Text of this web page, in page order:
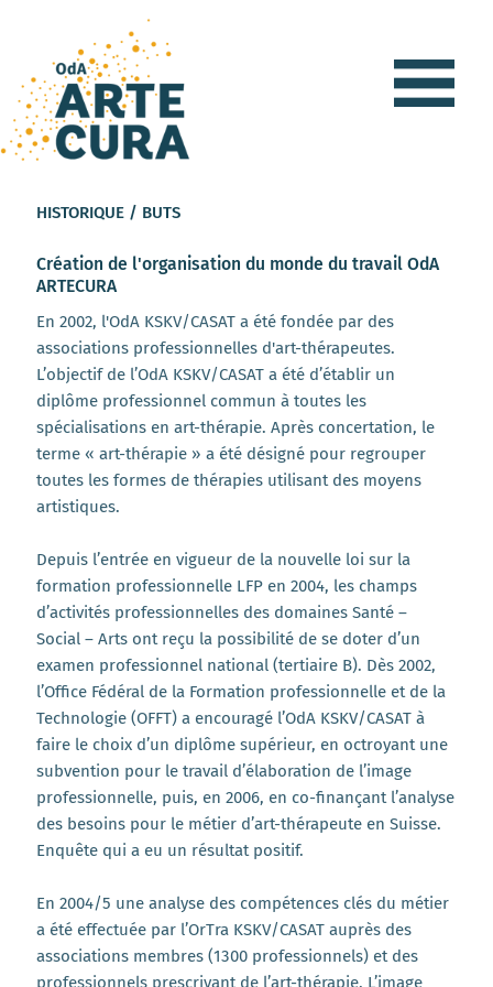
HISTORIQUE / BUTS
Création de l'organisation du monde du travail OdA
ARTECURA
En 2002, l'OdA KSKV/CASAT a été fondée par des
associations professionnelles d'art-thérapeutes.
L’objectif de l’OdA KSKV/CASAT a été d’établir un
diplôme professionnel commun à toutes les
spécialisations en art-thérapie. Après concertation, le
terme « art-thérapie » a été désigné pour regrouper
toutes les formes de thérapies utilisant des moyens
artistiques.
Depuis l’entrée en vigueur de la nouvelle loi sur la
formation professionnelle LFP en 2004, les champs
d’activités professionnelles des domaines Santé –
Social – Arts ont reçu la possibilité de se doter d’un
examen professionnel national (tertiaire B). Dès 2002,
l’Office Fédéral de la Formation professionnelle et de la
Technologie (OFFT) a encouragé l’OdA KSKV/CASAT à
faire le choix d’un diplôme supérieur, en octroyant une
subvention pour le travail d’élaboration de l’image
professionnelle, puis, en 2006, en co-finançant l’analyse
des besoins pour le métier d’art-thérapeute en Suisse.
Enquête qui a eu un résultat positif.
En 2004/5 une analyse des compétences clés du métier
a été effectuée par l’OrTra KSKV/CASAT auprès des
associations membres (1300 professionnels) et des